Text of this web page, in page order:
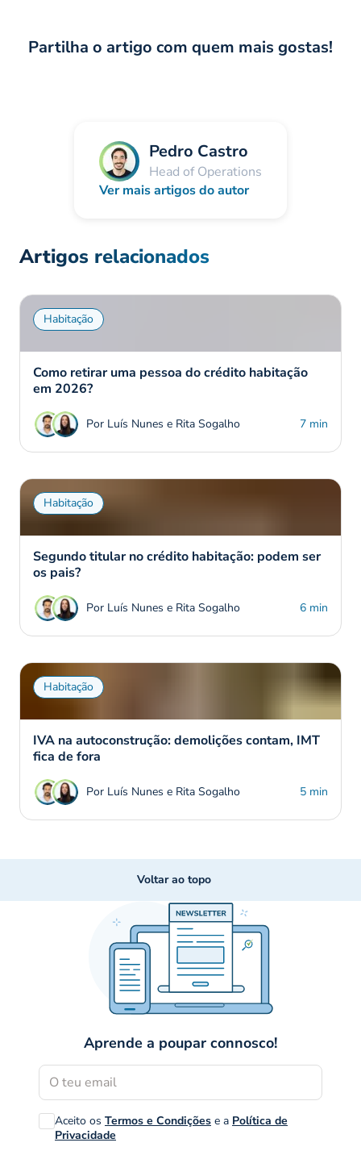
Partilha o artigo com quem mais gostas!
Pedro Castro
Head of Operations
Ver mais artigos do autor
Artigos relacionados
Habitação
Como retirar uma pessoa do crédito habitação
em 2026?
Por Luís Nunes e Rita Sogalho 7 min
Habitação
Segundo titular no crédito habitação: podem ser
os pais?
Por Luís Nunes e Rita Sogalho 6 min
Habitação
IVA na autoconstrução: demolições contam, IMT
fica de fora
Por Luís Nunes e Rita Sogalho 5 min
Voltar ao topo
Aprende a poupar connosco!
Aceito os Termos e Condições e a Política de
Privacidade